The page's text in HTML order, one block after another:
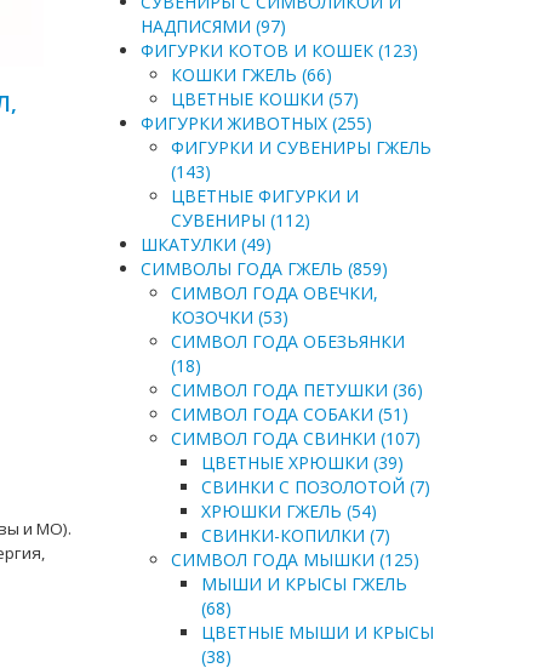
и МО).
НАДПИСЯМИ (97)
ФИГУРКИ КОТОВ И КОШЕК (123)
КОШКИ ГЖЕЛЬ (66)
ЦВЕТНЫЕ КОШКИ (57)
ФИГУРКИ ЖИВОТНЫХ (255)
ФИГУРКИ И СУВЕНИРЫ ГЖЕЛЬ
(143)
ЦВЕТНЫЕ ФИГУРКИ И
СУВЕНИРЫ (112)
ШКАТУЛКИ (49)
СИМВОЛЫ ГОДА ГЖЕЛЬ (859)
СИМВОЛ ГОДА ОВЕЧКИ,
КОЗОЧКИ (53)
СИМВОЛ ГОДА ОБЕЗЬЯНКИ
(18)
СИМВОЛ ГОДА ПЕТУШКИ (36)
СИМВОЛ ГОДА СОБАКИ (51)
СИМВОЛ ГОДА СВИНКИ (107)
ЦВЕТНЫЕ ХРЮШКИ (39)
СВИНКИ С ПОЗОЛОТОЙ (7)
ХРЮШКИ ГЖЕЛЬ (54)
СВИНКИ-КОПИЛКИ (7)
СИМВОЛ ГОДА МЫШКИ (125)
МЫШИ И КРЫСЫ ГЖЕЛЬ
(68)
ЦВЕТНЫЕ МЫШИ И КРЫСЫ
(38)